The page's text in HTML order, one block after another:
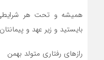
هميشه و تحت هر شرايطي
بايستيد و زير عهد و
رازهای رفتاری متولد بهمن